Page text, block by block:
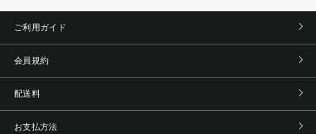
ご利用ガイド
会員規約
配送料
お支払方法